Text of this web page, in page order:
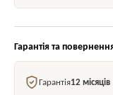
Гарантія та
Гарантія12 місяців